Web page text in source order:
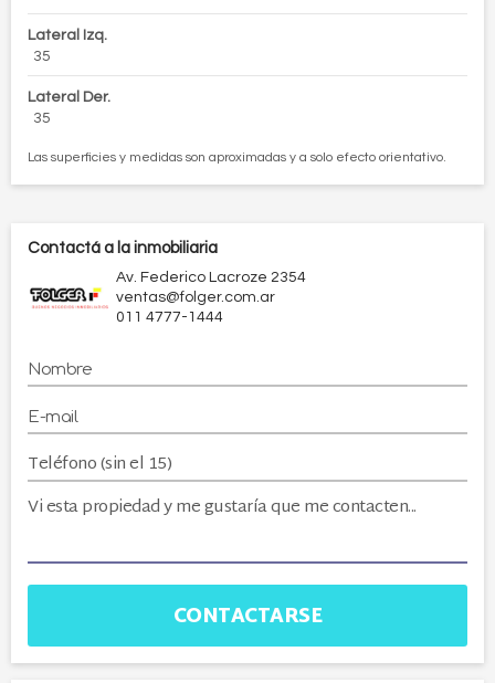
Lateral Izq.
35
Lateral Der.
35
Las superficies y medidas son aproximadas y a solo efecto orientativo.
Contactá a la inmobiliaria
Av. Federico Lacroze 2354
ventas@folger.com.ar
011 4777-1444
CONTACTARSE